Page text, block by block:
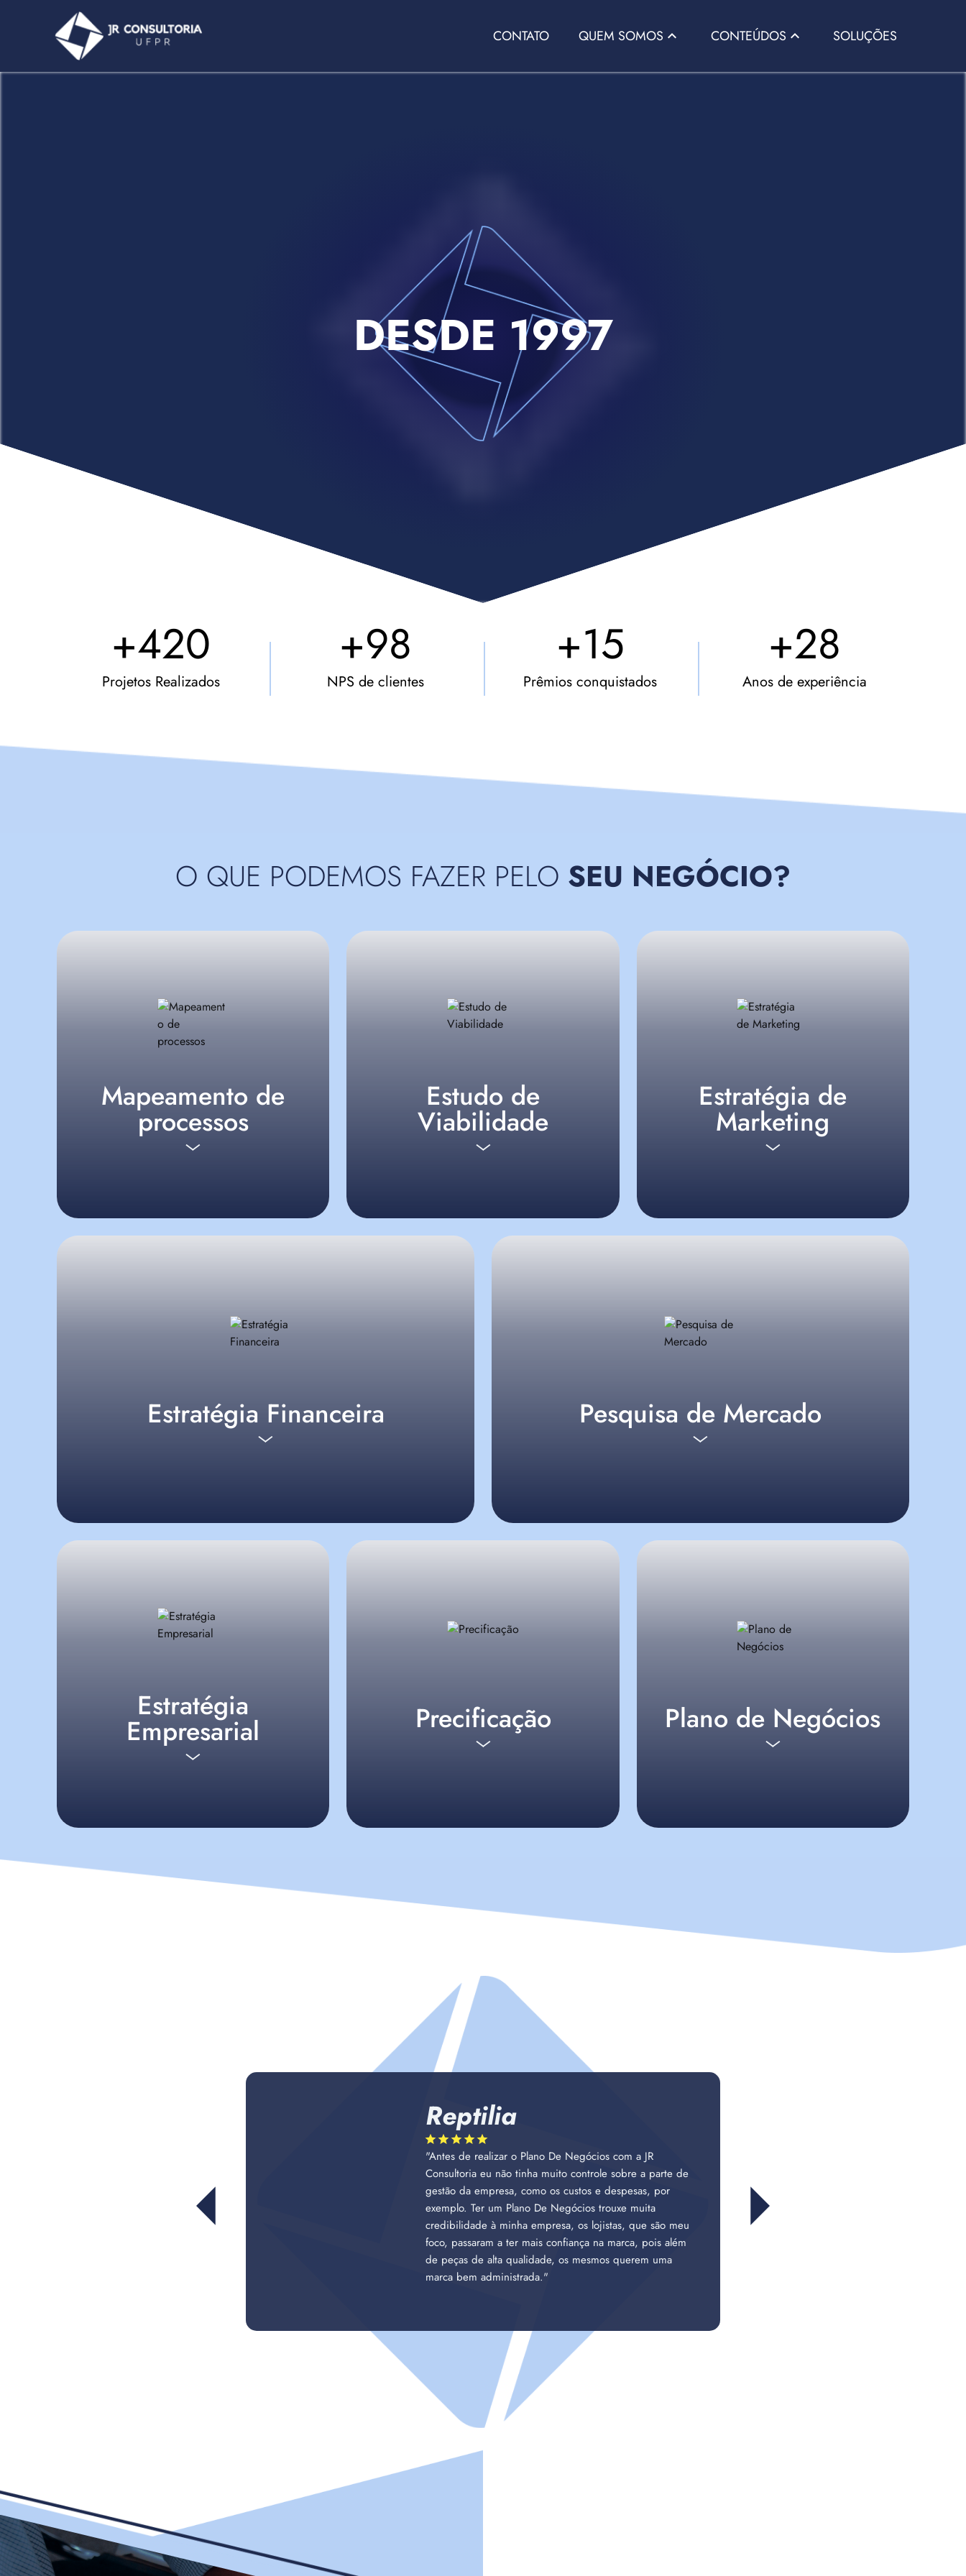
CONTATO QUEM SOMOS CONTEÚDOS SOLUÇÕES
DESDE 1997
+420
Projetos Realizados
+98
NPS de clientes
+15
Prêmios conquistados
+28
Anos de experiência
O QUE PODEMOS FAZER PELO SEU NEGÓCIO?
Mapeamento de
processos
Estudo de
Viabilidade
Estratégia de
Marketing
Estratégia Financeira Pesquisa de Mercado
Estratégia
Empresarial Precificação Plano de Negócios
Reptilia
"Antes de realizar o Plano De Negócios com a JR
Consultoria eu não tinha muito controle sobre a parte de
gestão da empresa, como os custos e despesas, por
exemplo. Ter um Plano De Negócios trouxe muita
credibilidade à minha empresa, os lojistas, que são meu
foco, passaram a ter mais confiança na marca, pois além
de peças de alta qualidade, os mesmos querem uma
marca bem administrada."